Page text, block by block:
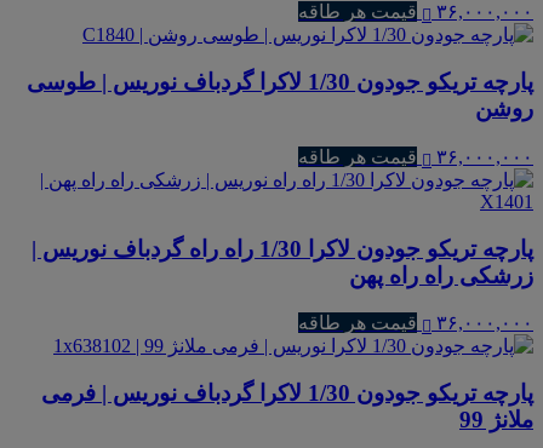
۳۶,۰۰۰,۰۰۰ قیمت هر طاقه
پارچه تریکو جودون 1/30 لاکرا گردباف نوریس | طوسی
روشن
۳۶,۰۰۰,۰۰۰ قیمت هر طاقه
پارچه تریکو جودون لاکرا 1/30 راه راه گردباف نوریس |
زرشکی راه راه پهن
۳۶,۰۰۰,۰۰۰ قیمت هر طاقه
پارچه تریکو جودون 1/30 لاکرا گردباف نوریس | فرمی
ملانژ 99